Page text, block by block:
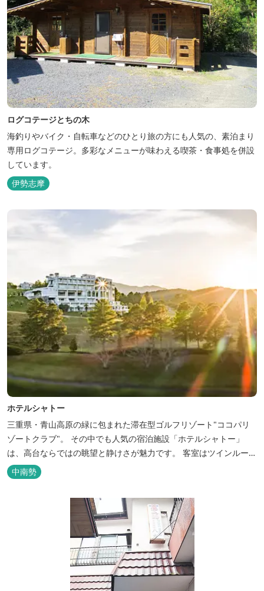
ログコテージとちの木
海釣りやバイク・自転車などのひとり旅の方にも人気の、素泊まり
専用ログコテージ。多彩なメニューが味わえる喫茶・食事処を併設
しています。
伊勢志摩
ホテルシャトー
三重県・青山高原の緑に包まれた滞在型ゴルフリゾート"ココパリ
ゾートクラブ"。 その中でも人気の宿泊施設「ホテルシャトー」
は、高台ならではの眺望と静けさが魅力です。 客室はツインルーム
から4〜6名で泊まれる和洋室まで幅広く、旅のスタイルに合わせて
選べます。 天然温泉の大浴場・露天風呂、ロウリュ式サウナで体を
整えた後は、和食や焼肉など、気分で選べる夕食をゆったりと。 翌
中南勢